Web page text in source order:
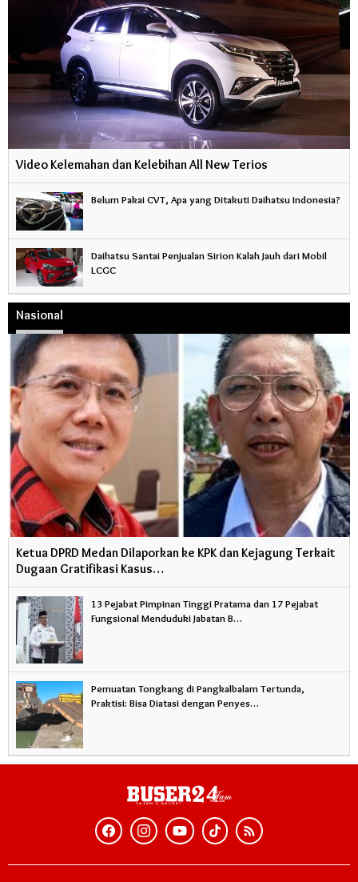
Video Kelemahan dan Kelebihan All New Terios
Belum Pakai CVT, Apa yang Ditakuti Daihatsu Indonesia?
Daihatsu Santai Penjualan Sirion Kalah Jauh dari Mobil
LCGC
Nasional
Ketua DPRD Medan Dilaporkan ke KPK dan Kejagung Terkait
Dugaan Gratifikasi Kasus…
13 Pejabat Pimpinan Tinggi Pratama dan 17 Pejabat
Fungsional Menduduki Jabatan B…
Pemuatan Tongkang di Pangkalbalam Tertunda,
Praktisi: Bisa Diatasi dengan Penyes…